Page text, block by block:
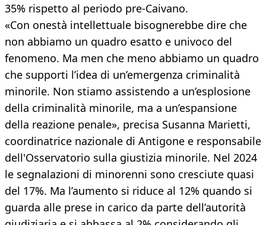
35% rispetto al periodo pre-Caivano.
«Con onestà intellettuale bisognerebbe dire che
non abbiamo un quadro esatto e univoco del
fenomeno. Ma men che meno abbiamo un quadro
che supporti l’idea di un’emergenza criminalità
minorile. Non stiamo assistendo a un’esplosione
della criminalità minorile, ma a un’espansione
della reazione penale», precisa Susanna Marietti,
coordinatrice nazionale di Antigone e responsabile
dell'Osservatorio sulla giustizia minorile. Nel 2024
le segnalazioni di minorenni sono cresciute quasi
del 17%. Ma l’aumento si riduce al 12% quando si
guarda alle prese in carico da parte dell’autorità